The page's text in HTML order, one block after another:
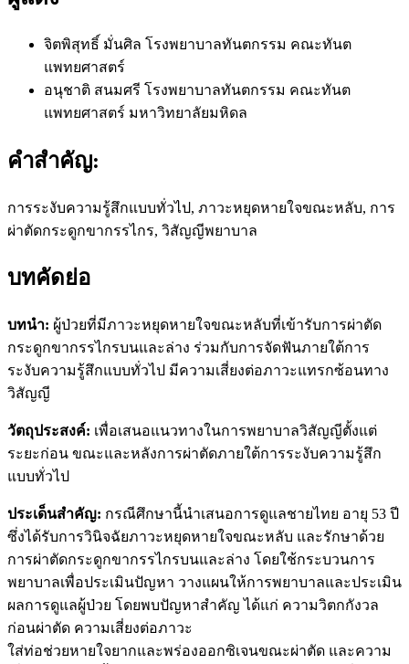
จิตพิสุทธิ์ มั่นศิล โรงพยาบาลทันตกรรม คณะทันต
แพทยศาสตร์
อนุชาติ สนมศรี โรงพยาบาลทันตกรรม คณะทันต
แพทยศาสตร์ มหาวิทยาลัยมหิดล
คำสำคัญ:
การระงับความรู้สึกแบบทั่วไป, ภาวะหยุดหายใจขณะหลับ, การ
ผ่าตัดกระดูกขากรรไกร, วิสัญญีพยาบาล
บทคัดย่อ
บทนำ: ผู้ป่วยที่มีภาวะหยุดหายใจขณะหลับที่เข้ารับการผ่าตัด
กระดูกขากรรไกรบนและล่าง ร่วมกับการจัดฟันภายใต้การ
ระงับความรู้สึกแบบทั่วไป มีความเสี่ยงต่อภาวะแทรกซ้อนทาง
วิสัญญี
วัตถุประสงค์: เพื่อเสนอแนวทางในการพยาบาลวิสัญญีตั้งแต่
ระยะก่อน ขณะและหลังการผ่าตัดภายใต้การระงับความรู้สึก
แบบทั่วไป
ประเด็นสำคัญ: กรณีศึกษานี้นำเสนอการดูแลชายไทย อายุ 53 ปี
ซึ่งได้รับการวินิจฉัยภาวะหยุดหายใจขณะหลับ และรักษาด้วย
การผ่าตัดกระดูกขากรรไกรบนและล่าง โดยใช้กระบวนการ
พยาบาลเพื่อประเมินปัญหา วางแผนให้การพยาบาลและประเมิน
ผลการดูแลผู้ป่วย โดยพบปัญหาสำคัญ ได้แก่ ความวิตกกังวล
ก่อนผ่าตัด ความเสี่ยงต่อภาวะ
ใส่ท่อช่วยหายใจยากและพร่องออกซิเจนขณะผ่าตัด และความ